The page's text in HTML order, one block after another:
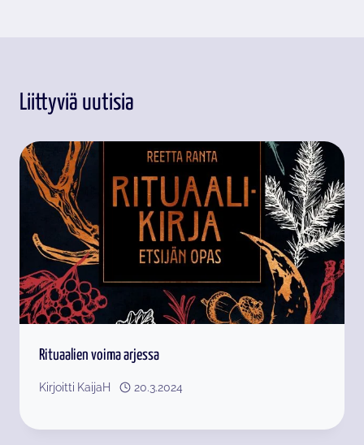
Liittyviä uutisia
Rituaalien voima arjessa
Kirjoitti KaijaH 20.3.2024